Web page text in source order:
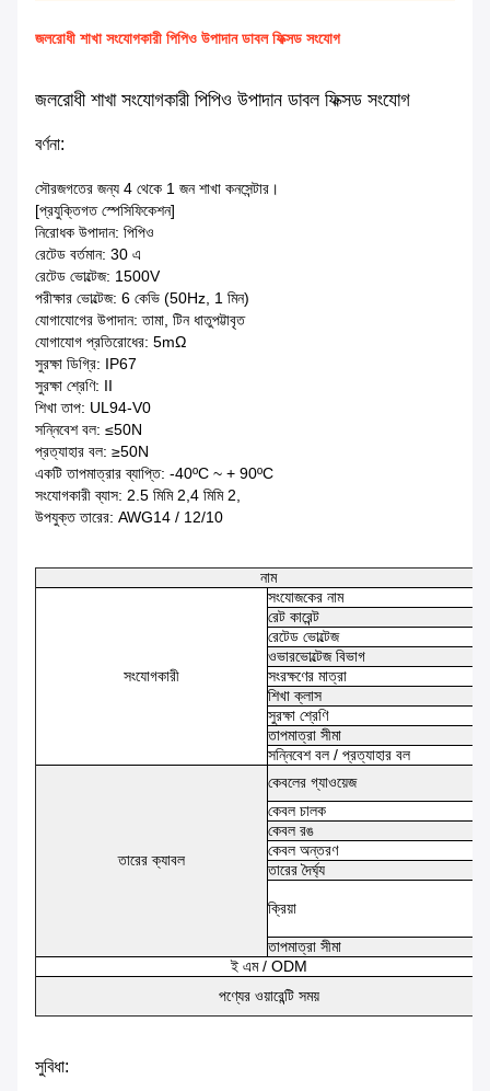
জলরোধী শাখা সংযোগকারী পিপিও উপাদান ডাবল ফিক্সড সংযোগ
জলরোধী শাখা সংযোগকারী পিপিও উপাদান ডাবল ফিক্সড সংযোগ
বর্ণনা:
সৌরজগতের জন্য 4 থেকে 1 জন শাখা কনসেন্টার।
[প্রযুক্তিগত স্পেসিফিকেশন]
নিরোধক উপাদান: পিপিও
রেটেড বর্তমান: 30 এ
রেটেড ভোল্টেজ: 1500V
পরীক্ষার ভোল্টেজ: 6 কেভি (50Hz, 1 মিন)
যোগাযোগের উপাদান: তামা, টিন ধাতুপট্টাবৃত
যোগাযোগ প্রতিরোধের: 5mΩ
সুরক্ষা ডিগ্রি: IP67
সুরক্ষা শ্রেণি: II
শিখা তাপ: UL94-V0
সন্নিবেশ বল: ≤50N
প্রত্যাহার বল: ≥50N
একটি তাপমাত্রার ব্যাপ্তি: -40ºC ~ + 90ºC
সংযোগকারী ব্যাস: 2.5 মিমি 2,4 মিমি 2,
উপযুক্ত তারের: AWG14 / 12/10
নাম
সংযোগকারী
সংযোজকের নাম
রেট কারেন্ট
রেটেড ভোল্টেজ
ওভারভোল্টেজ বিভাগ
সংরক্ষণের মাত্রা
শিখা ক্লাস
সুরক্ষা শ্রেণি
তাপমাত্রা সীমা
সন্নিবেশ বল / প্রত্যাহার বল
তারের ক্যাবল
কেবলের গ্যাওয়েজ
কেবল চালক
কেবল রঙ
কেবল অন্তরণ
তারের দৈর্ঘ্য
ক্রিয়া
তাপমাত্রা সীমা
ই এম / ODM
পণ্যের ওয়ারেন্টি সময়
সুবিধা: